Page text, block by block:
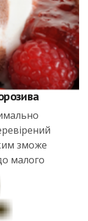
зможе
малого